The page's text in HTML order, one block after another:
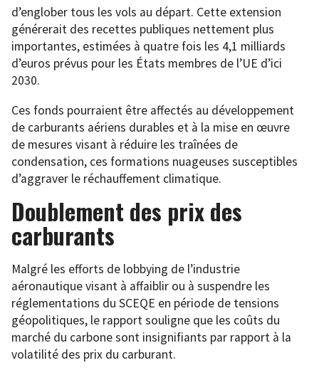
d’englober tous les vols au départ. Cette extension
générerait des recettes publiques nettement plus
importantes, estimées à quatre fois les 4,1 milliards
d’euros prévus pour les États membres de l’UE d’ici
2030.
Ces fonds pourraient être affectés au développement
de carburants aériens durables et à la mise en œuvre
de mesures visant à réduire les traînées de
condensation, ces formations nuageuses susceptibles
d’aggraver le réchauffement climatique.
Doublement des prix des
carburants
Malgré les efforts de lobbying de l’industrie
aéronautique visant à affaiblir ou à suspendre les
réglementations du SCEQE en période de tensions
géopolitiques, le rapport souligne que les coûts du
marché du carbone sont insignifiants par rapport à la
volatilité des prix du carburant.